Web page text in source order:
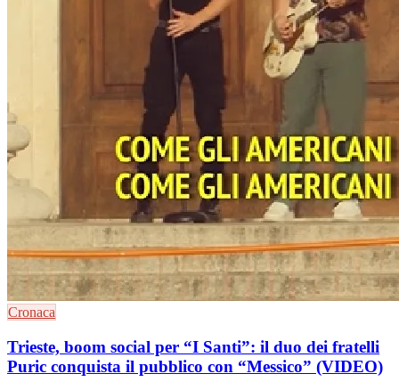
Cronaca
Trieste, boom social per “I Santi”: il duo dei fratelli
Puric conquista il pubblico con “Messico” (VIDEO)